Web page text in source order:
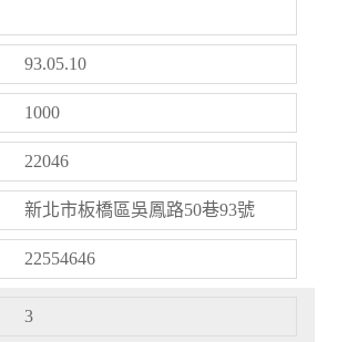
93.05.10
1000
22046
新北市板橋區吳鳳路50巷93號
22554646
3